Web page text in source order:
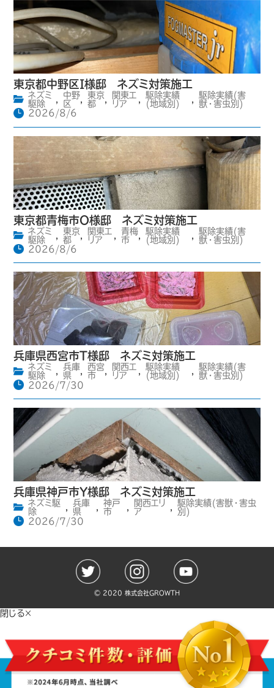
東京都中野区I様邸 ネズミ対策施工
ネズミ
駆除
中野
区
東京
都
関東エ
リア
駆除実績
(地域別)
駆除実績(害
獣・害虫別)
2026/8/6
東京都青梅市O様邸 ネズミ対策施工
ネズミ
駆除
東京
都
関東エ
リア
青梅
市
駆除実績
(地域別)
駆除実績(害
獣・害虫別)
2026/8/6
兵庫県西宮市T様邸 ネズミ対策施工
ネズミ
駆除
,
兵庫
県
,
西宮
市
,
関西エ
リア
,
駆除実績
(地域別)
,
駆除実績(害
獣・害虫別)
2026/7/30
兵庫県神戸市Y様邸 ネズミ対策施工
ネズミ駆
除
,
兵庫
県
,
神戸
市
,
関西エリ
ア
,
駆除実績(害獣・害虫
別)
2026/7/30
©️ 2020 株式会社GROWTH
閉じる×